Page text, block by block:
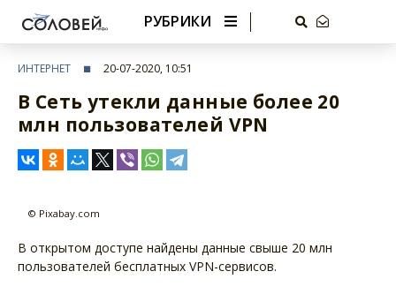
РУБРИКИ
ИНТЕРНЕТ 20-07-2020, 10:51
В Сеть утекли данные более 20
млн пользователей VPN
© Pixabay.com
В открытом доступе найдены данные свыше 20 млн
пользователей бесплатных VPN-сервисов.